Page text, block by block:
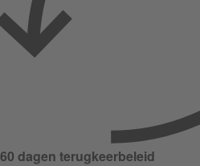
60 dagen terugkeerbeleid